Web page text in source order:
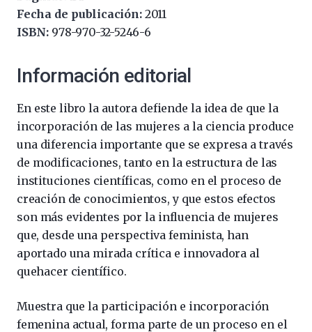
Fecha de publicación:2011
ISBN: 978-970-32-5246-6
Información editorial
En este libro la autora defiende la idea de que la
incorporación de las mujeres a la ciencia produce
una diferencia importante que se expresa a través
de modificaciones, tanto en la estructura de las
instituciones científicas, como en el proceso de
creación de conocimientos, y que estos efectos
son más evidentes por la influencia de mujeres
que, desde una perspectiva feminista, han
aportado una mirada crítica e innovadora al
quehacer científico.
Muestra que la participación e incorporación
femenina actual, forma parte de un proceso en el